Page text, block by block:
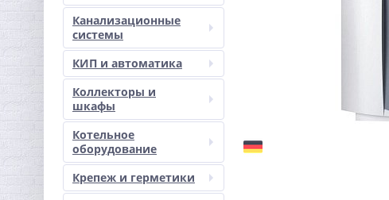
Канализационные
системы
КИП и автоматика
Коллекторы и
шкафы
Котельное
оборудование
Крепеж и герметики